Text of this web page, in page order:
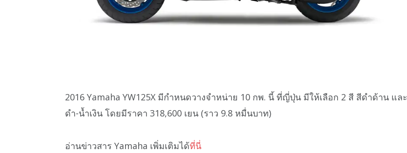
2016 Yamaha YW125X มีกำหนดวางจำหน่าย 10 กพ. นี้ ที่ญี่ปุ่น มีให้เลือก 2 สี สีดำด้าน และ
ดำ-น้ำเงิน โดยมีราคา 318,600 เยน (ราว 9.8 หมื่นบาท)
อ่านข่าวสาร Yamaha เพิ่มเติมได้ที่นี่